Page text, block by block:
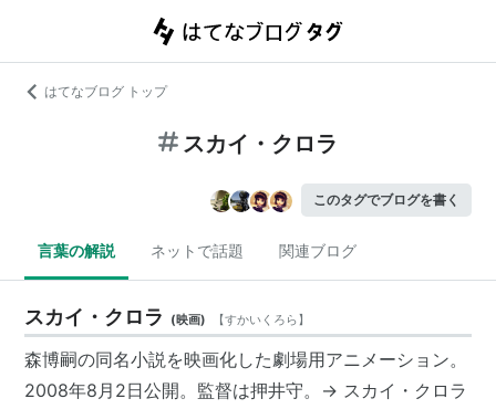
はてなブログ トップ
スカイ・クロラ
このタグでブログを書く
言葉の解説 ネットで話題 関連ブログ
スカイ・クロラ (映画) 【すかいくろら】
森博嗣の同名小説を映画化した劇場用アニメーション。
2008年8月2日公開。監督は押井守。→ スカイ・クロラ